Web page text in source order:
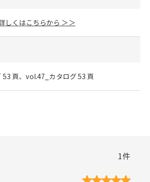
しくはこちらから ＞＞
頁、vol.47_カタログ 53 頁
1件